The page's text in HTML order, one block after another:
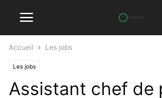
Accueil Les jobs
Les jobs
Assistant chef de